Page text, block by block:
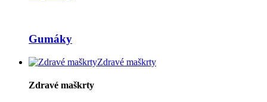
Gumáky
Zdravé maškrty
Zdravé maškrty